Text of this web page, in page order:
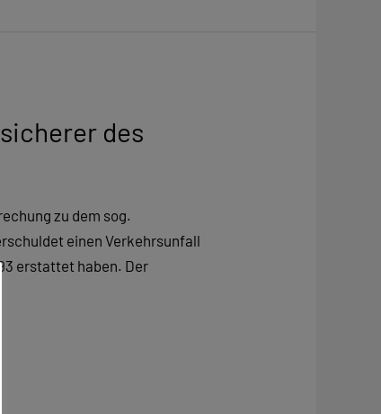
des
zu dem sog.
einen Verkehrsunfall
erstattet haben. Der